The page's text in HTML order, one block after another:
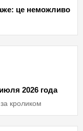
це неможливо
2026 года
кроликом